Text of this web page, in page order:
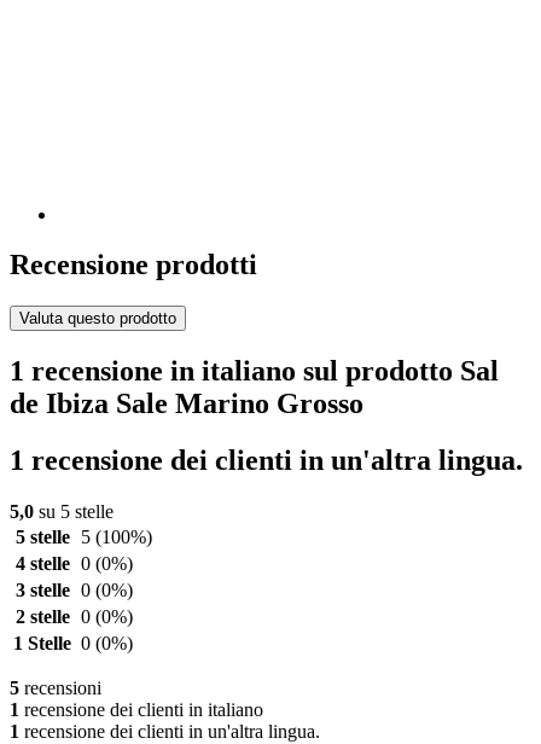
Recensione prodotti
Valuta questo prodotto
1 recensione in italiano sul prodotto Sal
de Ibiza Sale Marino Grosso
1 recensione dei clienti in un'altra lingua.
5,0 su 5 stelle
5 stelle
5 (100%)
4 stelle 0 (0%)
3 stelle 0 (0%)
2 stelle 0 (0%)
1 Stelle 0 (0%)
5 recensioni
1 recensione dei clienti in italiano
1 recensione dei clienti in un'altra lingua.